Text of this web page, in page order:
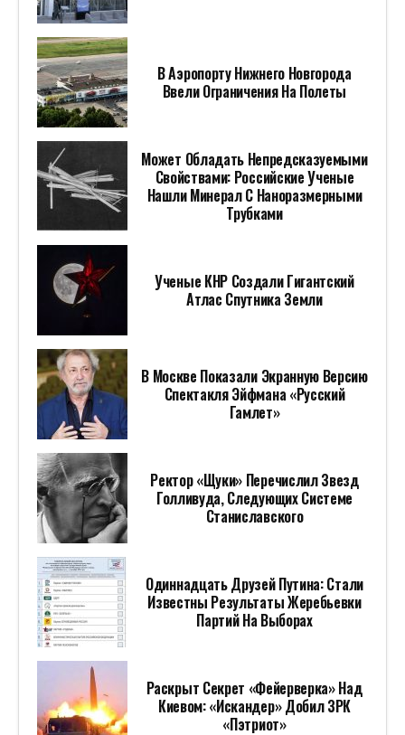
В Аэропорту Нижнего Новгорода
Ввели Ограничения На Полеты
Может Обладать Непредсказуемыми
Свойствами: Российские Ученые
Нашли Минерал С Наноразмерными
Трубками
Ученые КНР Создали Гигантский
Атлас Спутника Земли
В Москве Показали Экранную Версию
Спектакля Эйфмана «Русский
Гамлет»
Ректор «Щуки» Перечислил Звезд
Голливуда, Следующих Системе
Станиславского
Одиннадцать Друзей Путина: Стали
Известны Результаты Жеребьевки
Партий На Выборах
Раскрыт Секрет «фейерверка» Над
Киевом: «Искандер» Добил ЗРК
«Пэтриот»